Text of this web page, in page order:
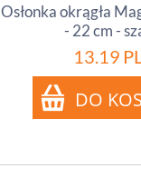
Osłonka okrągła
- 22 cm -
13.19